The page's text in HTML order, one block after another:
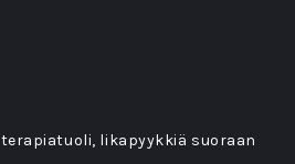
likapyykkiä suoraan